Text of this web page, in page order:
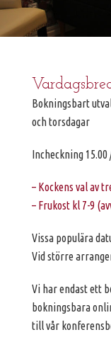
Bokningsbart
och torsdagar
Incheckning
– Kockens val av
– Frukost kl 7-9
Vissa populära
Vid större
Vi har endast ett
bokningsbara
till vår